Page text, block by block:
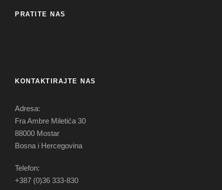
PRATITE NAS
KONTAKTIRAJTE NAS
Adresa:
Fra Ambre Miletića 30
88000 Mostar
Bosna i Hercegovina
Telefon:
+387 (0)36 333-830